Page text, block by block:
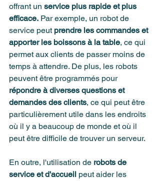
offrant un service plus rapide et plus
efficace. Par exemple, un robot de
service peut prendre les commandes et
apporter les boissons à la table, ce qui
permet aux clients de passer moins de
temps à attendre. De plus, les robots
peuvent être programmés pour
répondre à diverses questions et
demandes des clients, ce qui peut être
particulièrement utile dans les endroits
où il y a beaucoup de monde et où il
peut être difficile de trouver un serveur.
En outre, l'utilisation de robots de
service et d'accueil peut aider les